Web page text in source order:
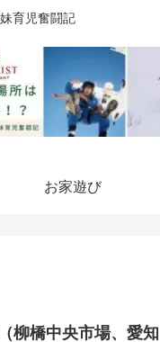
育児奮闘記
お家遊び
柳橋中央市場、愛知